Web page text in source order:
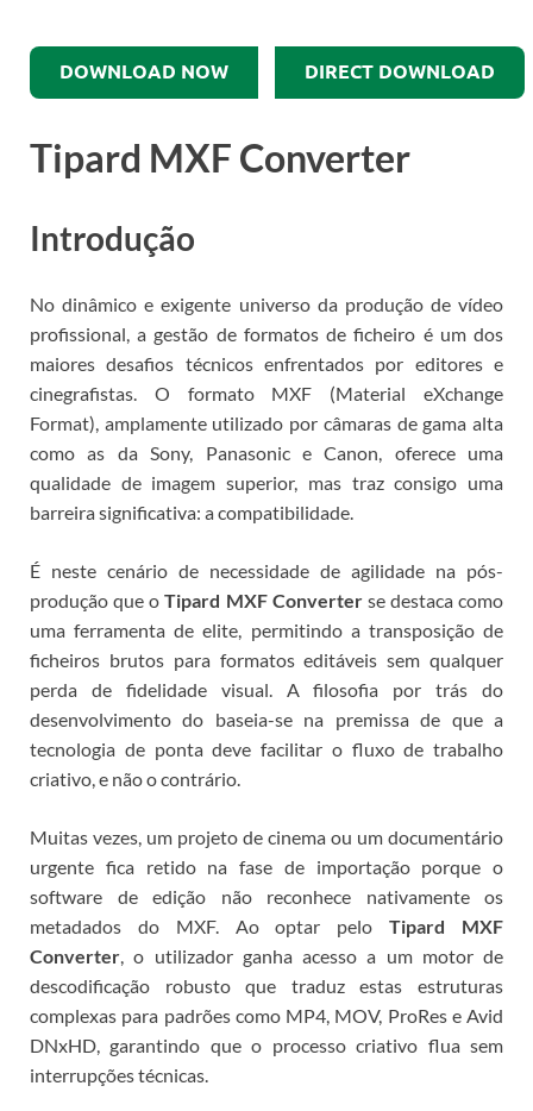
DOWNLOAD NOW DIRECT DOWNLOAD
Tipard MXF Converter
Introdução
No dinâmico e exigente universo da produção de vídeo
profissional, a gestão de formatos de ficheiro é um dos
maiores desafios técnicos enfrentados por editores e
cinegrafistas. O formato MXF (Material eXchange
Format), amplamente utilizado por câmaras de gama alta
como as da Sony, Panasonic e Canon, oferece uma
qualidade de imagem superior, mas traz consigo uma
barreira significativa: a compatibilidade.
É neste cenário de necessidade de agilidade na pós-
produção que oTipard MXF Converterse destaca como
uma ferramenta de elite, permitindo a transposição de
ficheiros brutos para formatos editáveis sem qualquer
perda de fidelidade visual. A filosofia por trás do
desenvolvimento do baseia-se na premissa de que a
tecnologia de ponta deve facilitar o fluxo de trabalho
criativo, e não o contrário.
Muitas vezes, um projeto de cinema ou um documentário
urgente fica retido na fase de importação porque o
software de edição não reconhece nativamente os
metadados do MXF. Ao optar peloTipard MXF
Converter, o utilizador ganha acesso a um motor de
descodificação robusto que traduz estas estruturas
complexas para padrões como MP4, MOV, ProRes e Avid
DNxHD, garantindo que o processo criativo flua sem
interrupções técnicas.